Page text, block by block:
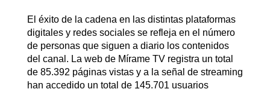
El éxito de la cadena en las distintas plataformas
digitales y redes sociales se refleja en el número
de personas que siguen a diario los contenidos
del canal. La web de Mírame TV registra un total
de 85.392 páginas vistas y a la señal de streaming
han accedido un total de 145.701 usuarios